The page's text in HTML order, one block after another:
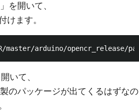
を開いて、
けます。
いて、
のパッケージが出てくるはずなの